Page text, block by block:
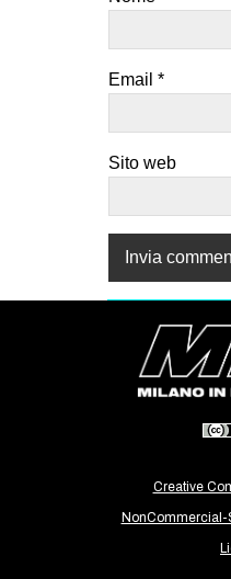
Email *
Sito web
Creative
NonCommercial-